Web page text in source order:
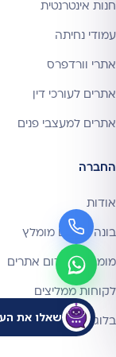
חנות אינטרנטית
עמודי נחיתה
אתרי וורדפרס
אתרים לעורכי דין
אתרים למעצבי פנים
החברה
אודות
בונה אתרים מומלץ
מומחה לקידום אתרים
לקוחות ממליצים
בלוג שאלו את